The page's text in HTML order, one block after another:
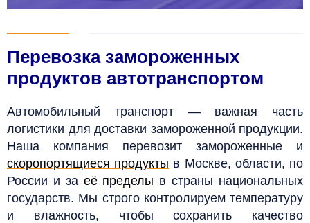
Перевозка замороженных
продуктов автотранспортом
Автомобильный транспорт — важная часть
логистики для доставки замороженной продукции.
Наша компания перевозит замороженные и
скоропортящиеся продукты в Москве, области, по
России и за её пределы в страны национальных
государств. Мы строго контролируем температуру
и влажность, чтобы сохранить качество